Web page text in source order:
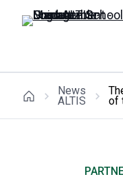
News
ALTIS of